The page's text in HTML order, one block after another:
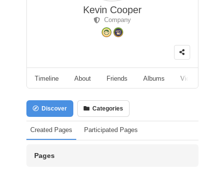
Kevin Cooper
Company
Timeline About Friends Albums Videos
Discover Categories
Created Pages Participated Pages
Pages